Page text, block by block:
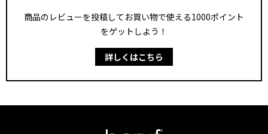
商品のレビューを投稿してお買い物で使える1000ポイント
をゲットしよう！
詳しくはこちら